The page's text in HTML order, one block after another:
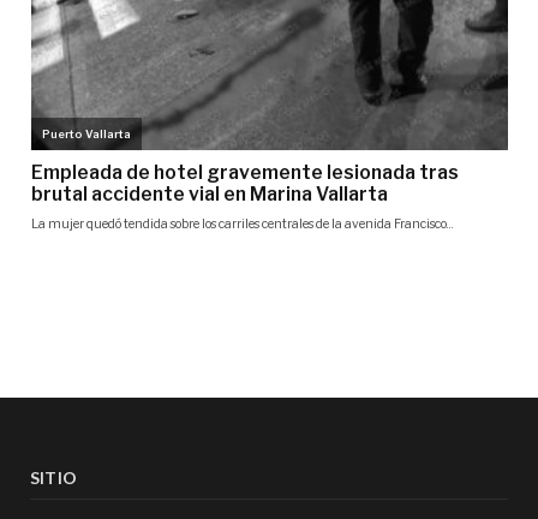
SITIO